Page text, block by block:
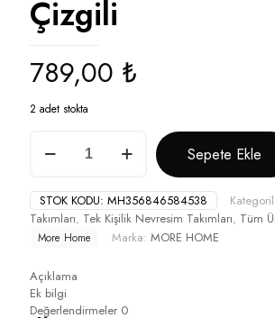
Çizgili
789,00 ₺
2 adet stokta
Home
Kişilik
Nevresim
Takımı
Lastikli
Ekose
Desen
Gri
Sepete Ekle
STOK KODU: MH356846584538
Takımları, Tek Kişilik Nevresim Takımları, Tüm
More Home Marka: MORE HOME
Açıklama
Ek bilgi
Değerlendirmeler 0